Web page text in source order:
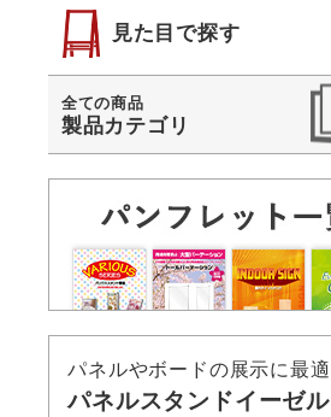
見た目で探す
全ての商品
製品カテゴリ
パネルやボードの展示に最適
パネルスタンドイーゼル